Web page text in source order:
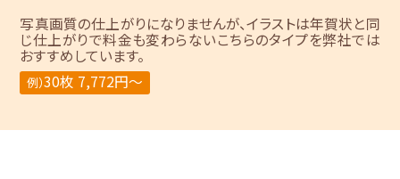
写真画質の仕上がりになりませんが、イラストは年賀状と同
じ仕上がりで料金も変わらないこちらのタイプを弊社では
おすすめしています。
例）30枚 7,772円～